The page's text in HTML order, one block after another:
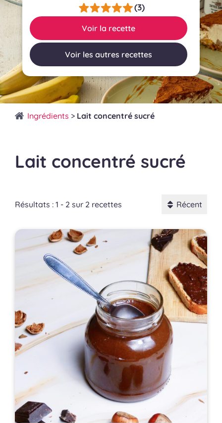
BOUTIQUE (3)
Voir la recette
Voir les autres recettes
Ingrédients > Lait concentré sucré
Lait concentré sucré
Résultats : 1 - 2 sur 2 recettes Récent